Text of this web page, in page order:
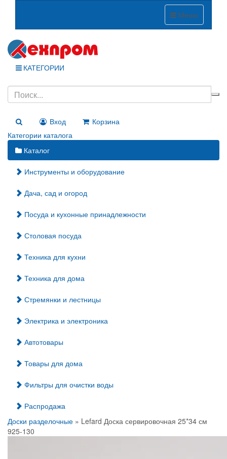
Меню
КАТЕГОРИИ
Вход
Корзина
Категории каталога
Каталог
Инструменты и оборудование
Дача, сад и огород
Посуда и кухонные принадлежности
Столовая посуда
Техника для кухни
Техника для дома
Стремянки и лестницы
Электрика и электроника
Автотовары
Товары для дома
Фильтры для очистки воды
Распродажа
Доски разделочные » Lefard Доска сервировочная 25*34 см
925-130